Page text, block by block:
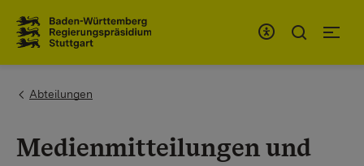
You are here:
Abteilungen
Medienmitteilungen und